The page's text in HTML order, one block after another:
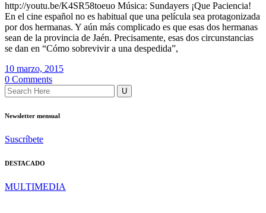
http://youtu.be/K4SR58toeuo Música: Sundayers ¡Que Paciencia!
En el cine español no es habitual que una película sea protagonizada
por dos hermanas. Y aún más complicado es que esas dos hermanas
sean de la provincia de Jaén. Precisamente, esas dos circunstancias
se dan en “Cómo sobrevivir a una despedida”,
10 marzo, 2015
0 Comments
Newsletter mensual
Suscríbete
DESTACADO
MULTIMEDIA